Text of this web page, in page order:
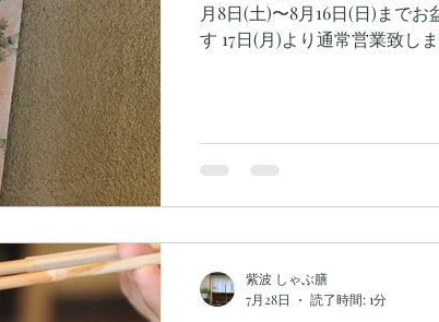
月8日(土)〜8月16日(日)まで
す 17日(月)より通常営業致し
紫波 しゃぶ膳
7月28日
読了時間: 1分